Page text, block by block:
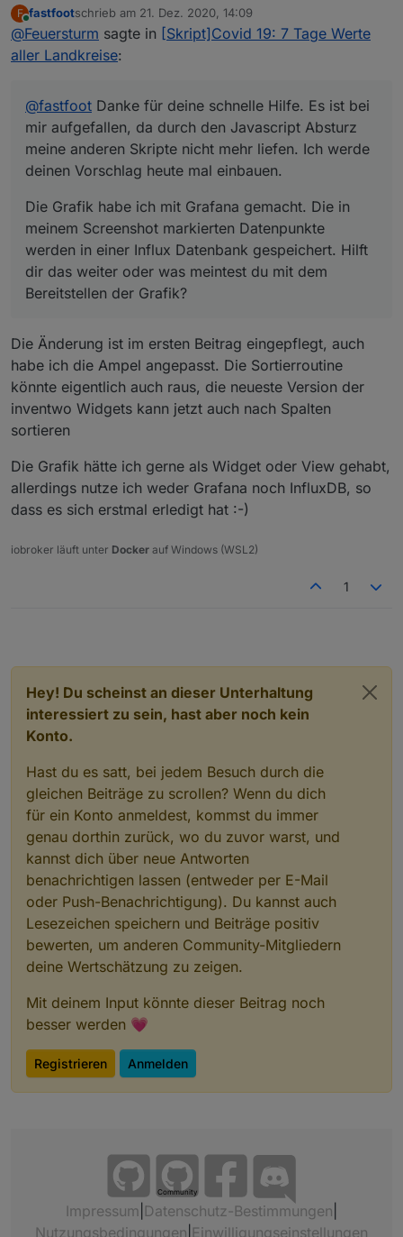
Absturz meine anderen Skripte nicht mehr liefen.
Ich werde deinen Vorschlag heute mal einbauen.
Die Grafik habe ich mit Grafana gemacht. Die in
meinem Screenshot markierten Datenpunkte
werden in einer Influx Datenbank gespeichert.
F
Online
fastfootschrieb am 21. Dez. 2020, 14:09
zuletzt editiert von
@Feuersturm sagte in [Skript]Covid 19: 7 Tage Werte
aller Landkreise:
@fastfoot Danke für deine schnelle Hilfe. Es ist bei
mir aufgefallen, da durch den Javascript Absturz
meine anderen Skripte nicht mehr liefen. Ich werde
deinen Vorschlag heute mal einbauen.
Die Grafik habe ich mit Grafana gemacht. Die in
meinem Screenshot markierten Datenpunkte
werden in einer Influx Datenbank gespeichert. Hilft
dir das weiter oder was meintest du mit dem
Bereitstellen der Grafik?
Die Änderung ist im ersten Beitrag eingepflegt, auch
habe ich die Ampel angepasst. Die Sortierroutine
könnte eigentlich auch raus, die neueste Version der
inventwo Widgets kann jetzt auch nach Spalten
sortieren
Die Grafik hätte ich gerne als Widget oder View gehabt,
allerdings nutze ich weder Grafana noch InfluxDB, so
dass es sich erstmal erledigt hat :-)
iobroker läuft unter Docker auf Windows (WSL2)
1
Hey! Du scheinst an dieser Unterhaltung
interessiert zu sein, hast aber noch kein
Konto.
Hast du es satt, bei jedem Besuch durch die
gleichen Beiträge zu scrollen? Wenn du dich
für ein Konto anmeldest, kommst du immer
genau dorthin zurück, wo du zuvor warst, und
kannst dich über neue Antworten
benachrichtigen lassen (entweder per E-Mail
oder Push-Benachrichtigung). Du kannst auch
Lesezeichen speichern und Beiträge positiv
bewerten, um anderen Community-Mitgliedern
deine Wertschätzung zu zeigen.
Mit deinem Input könnte dieser Beitrag noch
besser werden 💗
Registrieren Anmelden
Community
Impressum Datenschutz-Bestimmungen
Nutzungsbedingungen Einwilligungseinstellungen